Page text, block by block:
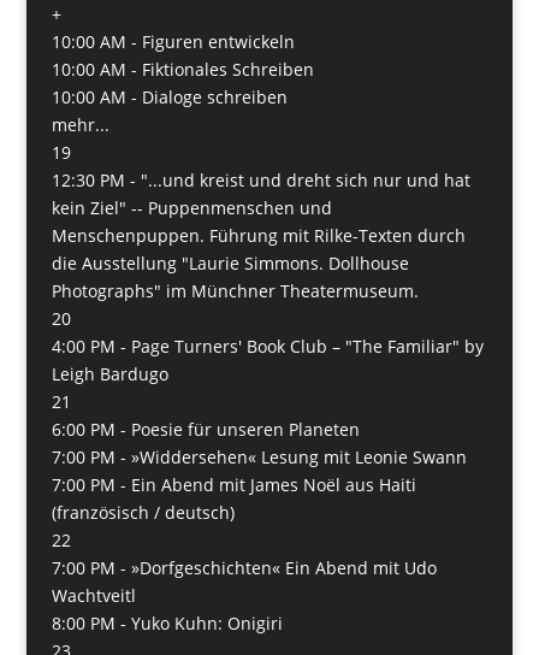
+
10:00 AM - Figuren entwickeln
10:00 AM - Fiktionales Schreiben
10:00 AM - Dialoge schreiben
mehr...
19
12:30 PM - "...und kreist und dreht sich nur und hat
kein Ziel" -- Puppenmenschen und
Menschenpuppen. Führung mit Rilke-Texten durch
die Ausstellung "Laurie Simmons. Dollhouse
Photographs" im Münchner Theatermuseum.
20
4:00 PM - Page Turners' Book Club – "The Familiar" by
Leigh Bardugo
21
6:00 PM - Poesie für unseren Planeten
7:00 PM - »Widdersehen« Lesung mit Leonie Swann
7:00 PM - Ein Abend mit James Noël aus Haiti
(französisch / deutsch)
22
7:00 PM - »Dorfgeschichten« Ein Abend mit Udo
Wachtveitl
8:00 PM - Yuko Kuhn: Onigiri